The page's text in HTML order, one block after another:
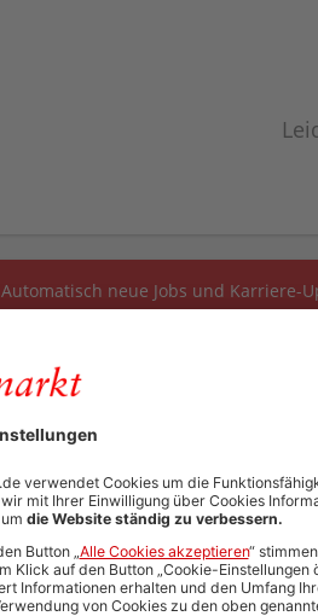
Automatisch neue Jobs und Karriere-